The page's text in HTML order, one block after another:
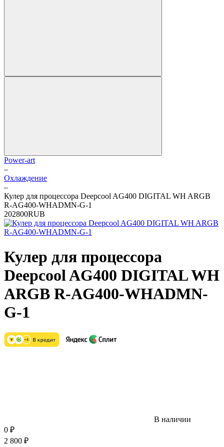
Power-art
–
Охлаждение
–
Кулер для процессора Deepcool AG400 DIGITAL WH ARGB
R-AG400-WHADMN-G-1
202800RUB
Кулер для процессора
Deepcool AG400 DIGITAL WH
ARGB R-AG400-WHADMN-
G-1
В наличии
0 ₽
2 800 ₽